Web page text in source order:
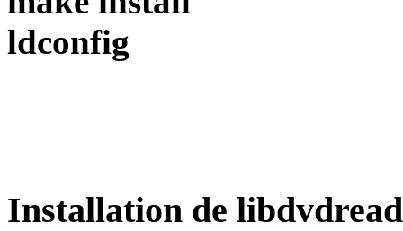
ldconfig
Installation de libdvdread